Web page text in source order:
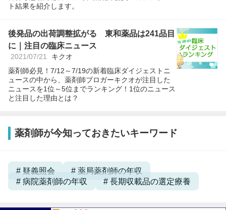
ト結果を紹介します。
後発品の出荷調整拡がる 東和薬品は241品目
に｜注目の臨床ニュース
2021/07/21 キクオ
薬剤師必見！7/12～7/19の新着臨床ダイジェストニ
ュースの中から、薬剤師ブロガーキクオが注目した
ニュースを1位～5位までランキング！1位のニュース
と注目した理由とは？
薬剤師が今知っておきたいキーワード
疑義照会
薬局薬剤師の年収
病院薬剤師の年収
長期収載品の選定療養